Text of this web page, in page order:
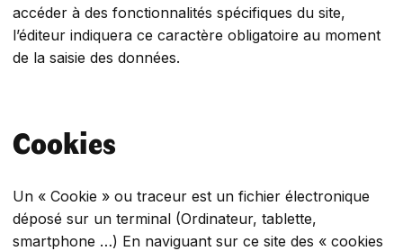
accéder à des fonctionnalités spécifiques du site,
l’éditeur indiquera ce caractère obligatoire au moment
de la saisie des données.
Cookies
Un « Cookie » ou traceur est un fichier électronique
déposé sur un terminal (Ordinateur, tablette,
smartphone …) En naviguant sur ce site des « cookies